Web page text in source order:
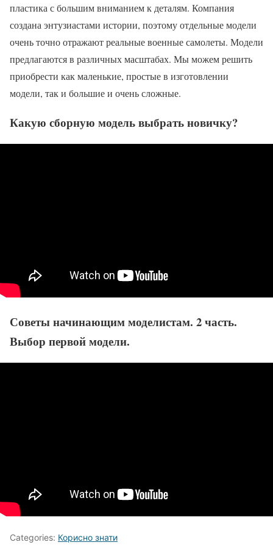
пластика с большим вниманием к деталям. Компания
создана энтузиастами истории, поэтому отдельные модели
очень точно отражают реальные военные самолеты. Модели
предлагаются в различных масштабах. Мы можем решить
приобрести как маленькие, простые в изготовлении
модели, так и большие и очень сложные.
Какую сборную модель выбрать новичку?
Советы начинающим моделистам. 2 часть.
Выбор первой модели.
Categories: Корисно знати